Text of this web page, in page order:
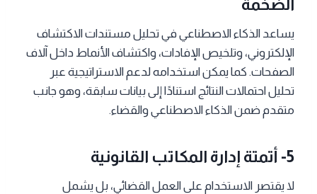
الضخمة
يساعد الذكاء الاصطناعي في تحليل مستندات الاكتشاف
الإلكتروني، وتلخيص الإفادات، واكتشاف الأنماط داخل آلاف
الصفحات. كما يمكن استخدامه لدعم الاستراتيجية عبر
تحليل احتمالات النتائج استنادًا إلى بيانات سابقة، وهو جانب
متقدم ضمن الذكاء الاصطناعي والقضاء.
5- أتمتة إدارة المكاتب القانونية
لا يقتصر الاستخدام على العمل القضائي، بل يشمل